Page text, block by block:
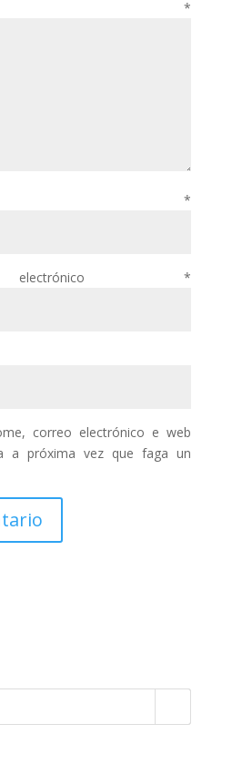
*
*
electrónico*
correo electrónico e web
a próxima vez que faga un